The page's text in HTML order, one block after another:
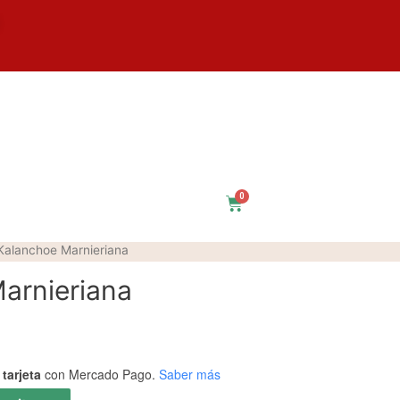
$
Marnieriana
con Mercado Pago. Saber más